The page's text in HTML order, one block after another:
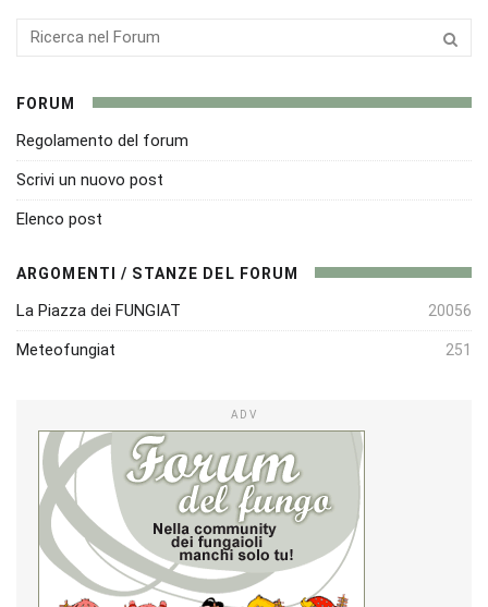
FORUM
Regolamento del forum
Scrivi un nuovo post
Elenco post
ARGOMENTI / STANZE DEL FORUM
La Piazza dei FUNGIAT 20056
Meteofungiat 251
ADV